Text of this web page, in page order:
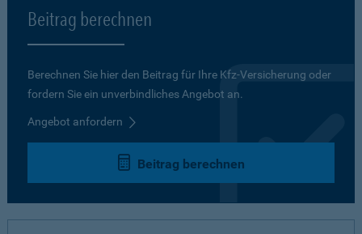
Beitrag berechnen
Berechnen Sie hier den Beitrag für Ihre Kfz-Versicherung oder
fordern Sie ein unverbindliches Angebot an.
Angebot anfordern
Beitrag berechnen